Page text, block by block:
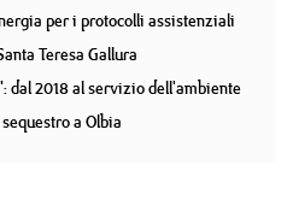
per i protocolli assistenziali
Teresa Gallura
dal 2018 al servizio dell'ambiente
a Olbia